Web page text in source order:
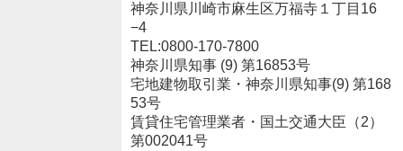
神奈川県川崎市麻生区万福寺１丁目16
−4
TEL:0800-170-7800
神奈川県知事 (9) 第16853号
宅地建物取引業・神奈川県知事(9) 第168
53号
賃貸住宅管理業者・国土交通大臣（2）
第002041号